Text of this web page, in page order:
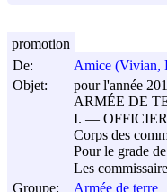
De:
Amice (Vivian,
Objet:
pour l'année
ARMÉE DE
I. ―
Corps des
Pour le grade
Les
Groupe:
Armée de terre
promotion